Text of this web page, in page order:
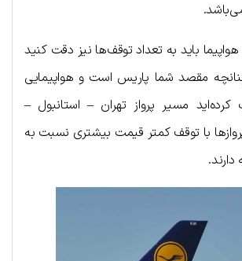
باید به تعداد توقف‌ها نیز دقت کنید
مقصد شما پاریس است و هواپیمایی
کرده‌اید مسیر پرواز تهران – استانبول –
با توقف کمتر قیمت بیشتری نسبت به